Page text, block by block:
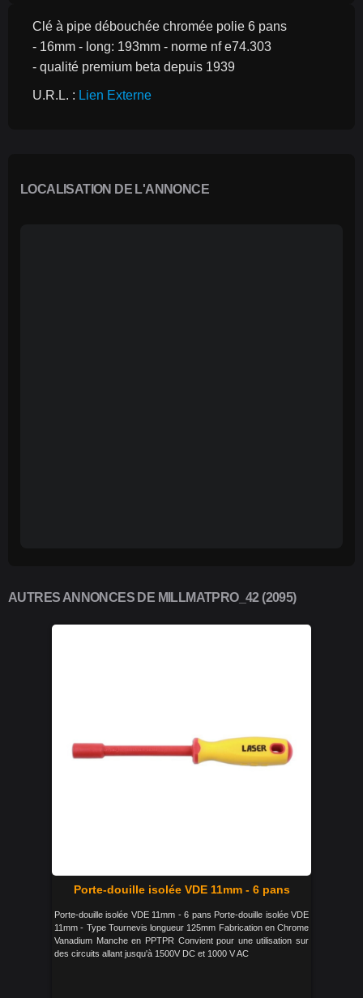
Clé à pipe débouchée chromée polie 6 pans
- 16mm - long: 193mm - norme nf e74.303
- qualité premium beta depuis 1939
U.R.L. : Lien Externe
LOCALISATION DE L'ANNONCE
AUTRES ANNONCES DE MILLMATPRO_42 (2095)
Porte-douille isolée VDE 11mm - 6 pans
Porte-douille isolée VDE 11mm - 6 pans Porte-douille isolée VDE
11mm - Type Tournevis longueur 125mm Fabrication en Chrome
Vanadium Manche en PPTPR Convient pour une utilisation sur
des circuits allant jusqu'à 1500V DC et 1000 V AC